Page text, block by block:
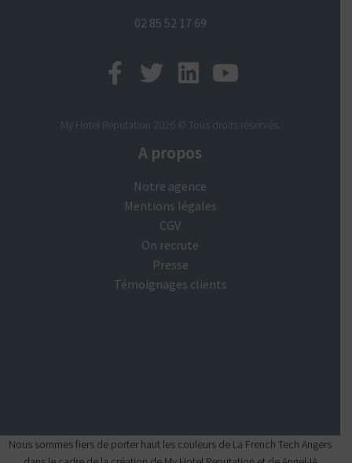
02 85 52 17 69
My Hotel Reputation 2026 © Tous droits réservés.
A propos
Notre agence
Mentions légales
CGV
On recrute
Presse
Témoignages clients
Nous sommes fiers de porter haut les couleurs de La French Tech Angers